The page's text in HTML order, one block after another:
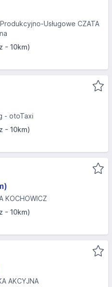
Usługowe CZATA
- 10km)
- otoTaxi
- 10km)
KOCHOWICZ
- 10km)
AKCYJNA